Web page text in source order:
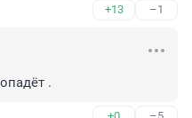
+13 –1
.